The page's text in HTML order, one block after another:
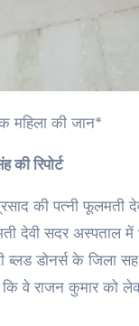
महिला की जान*
रिपोर्ट
की पत्नी फूलमती
देवी सदर अस्पताल में
ब्लड डोनर्स के जिला
कि वे राजन कुमार को